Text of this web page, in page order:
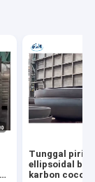
Tunggal piring
ellipsoidal
karbon cocok